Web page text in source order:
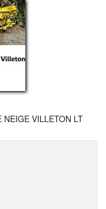
NEIGE VILLETON LT